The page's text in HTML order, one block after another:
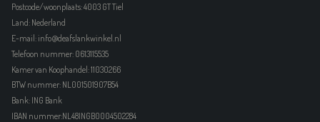
Postcode/woonplaats: 4003 GT Tiel
Land: Nederland
E-mail: info@deafslankwinkel.nl
Telefoon nummer: 0613115535
Kamer van Koophandel: 11030266
BTW nummer: NL001501907B54
Bank: ING Bank
IBAN nummer:NL48INGB0004502284